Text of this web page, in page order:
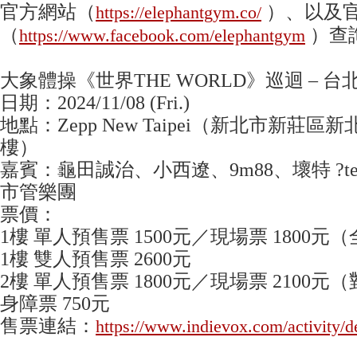
官方網站（https://elephantgym.co/ ）、以及
（https://www.facebook.com/elephantgym ）查
大象體操《世界THE WORLD》巡迴 – 台
日期：2024/11/08 (Fri.)
地點：Zepp New Taipei（新北市新莊區新
樓）
嘉賓：龜田誠治、小西遼、9m88、壞特
市管樂團
票價：
1樓 單人預售票 1500元／現場票 1800元（
1樓 雙人預售票 2600元
2樓 單人預售票 1800元／現場票 2100元
身障票 750元
售票連結： https://www.indievox.com/activity/